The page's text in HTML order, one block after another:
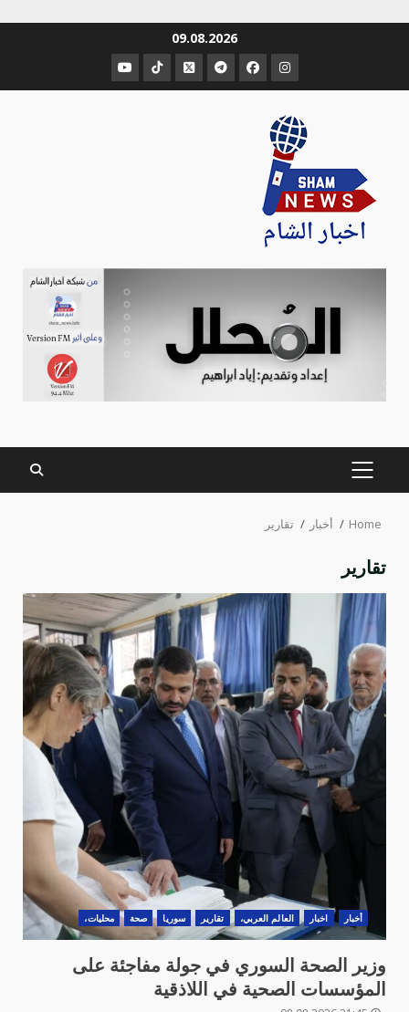
09.08.2026
عنصر
القائمة
عنصر
القائمة
عنصر
القائمة
عنصر
القائمة
عنصر
القائمة
عنصر
القائمة
PRIMARY
MENU
Home أخبار تقارير
تقارير
أخبار اخبار العالم العربي، تقارير سوريا صحة محليات،
وزير الصحة السوري في جولة مفاجئة على
المؤسسات الصحية في اللاذقية